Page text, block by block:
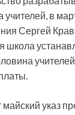
учителей, в
Сергей
школа
указ